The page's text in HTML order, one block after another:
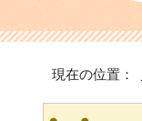
現在の位置：